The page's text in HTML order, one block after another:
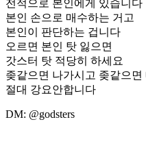
전적으로 본인에게 있습니다
본인 손으로 매수하는 거고
본인이 판단하는 겁니다
오르면 본인 탓 잃으면
갓스터 탓 적당히 하세요
좆같으면 나가시고 좆같으면
절대 강요안합니다
DM: @godsters